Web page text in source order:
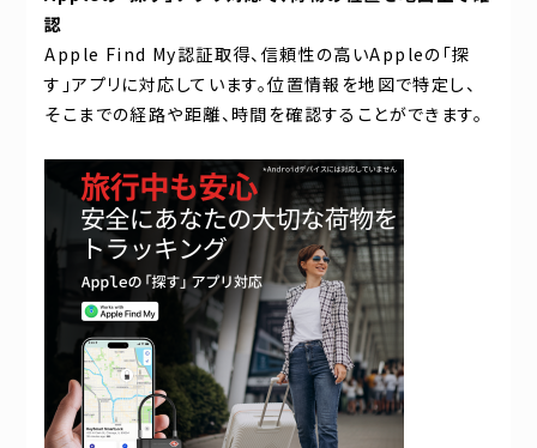
認
Apple Find My認証取得、信頼性の高いAppleの「探
す」アプリに対応しています。位置情報を地図で特定し、
そこまでの経路や距離、時間を確認することができます。